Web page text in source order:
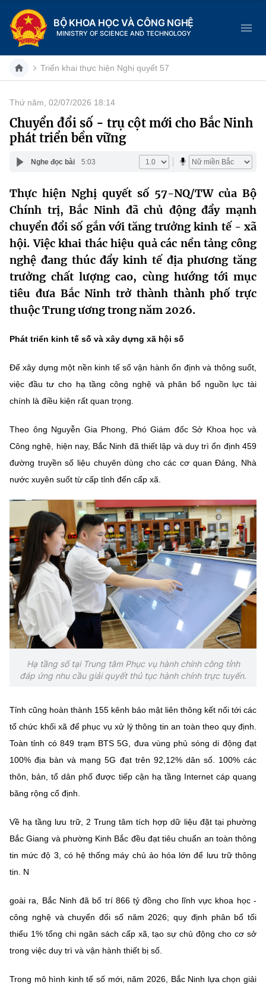
BỘ KHOA HỌC VÀ CÔNG NGHỆ
MINISTRY OF SCIENCE AND TECHNOLOGY
Danh mục
Trang chủ
Giới thiệu
Chức năng nhiệm vụ
Cơ cấu tổ chức
Lịch sử phát triển
Sở Khoa học và Công nghệ
Tin tức sự kiện
Khoa học và Công nghệ
Đổi mới sáng tạo
Chuyển đổi số
Bưu chính, Viễn thông
Sở hữu trí tuệ
Tiêu chuẩn, đo lường, chất lượng
Năng lượng nguyên tử
Tin tổng hợp
Tin địa phương
Dịch vụ công
Hệ thống văn bản
Văn bản QPPL
Văn bản chỉ đạo điều hành
Lấy ý kiến người dân về dự thảo VBQPPL
MST IOFFICE
THỐNG KÊ
Khoa học và Công nghệ
Đổi mới sáng tạo
Bưu chính, Viễn thông
Sở hữu trí tuệ
Tiêu chuẩn, đo lường, chất lượng
Năng lượng nguyên tử
Multimedia
Khác
Infographic
Ảnh
Nhiệm vụ trọng tâm
Chọn ngôn ngữ
Vietnamese English
BỘ KHOA HỌC VÀ CÔNG NGHỆ
MINISTRY OF SCIENCE AND TECHNOLOGY
Điều khoản sử dụng Theo dõi MST: Góp ý
Chịu trách nhiệm nội dung: Nguyễn Thị Hải Hằng
Giám đốc Trung tâm Truyền thông Khoa học và Công nghệ.
Địa chỉ: Ban Biên tập Cổng TTĐT - 18 Nguyễn Du, TP. Hà Nội
Điện thoại: 024 3936 9506
Email:stc@mst.gov.vn
©2026 Bản quyền thuộc Bộ Khoa Học và Công Nghệ
Triển khai thực hiện Nghị quyết 57
Thứ năm, 02/07/2026 18:14
Chuyển đổi số - trụ cột mới cho Bắc Ninh
phát triển bền vững
Nghe đọc bài 5:03
Thực hiện Nghị quyết số 57-NQ/TW của Bộ
Chính trị, Bắc Ninh đã chủ động đẩy mạnh
chuyển đổi số gắn với tăng trưởng kinh tế - xã
hội. Việc khai thác hiệu quả các nền tảng công
nghệ đang thúc đẩy kinh tế địa phương tăng
trưởng chất lượng cao, cùng hướng tới mục
tiêu đưa Bắc Ninh trở thành thành phố trực
thuộc Trung ương trong năm 2026.
Phát triển kinh tế số và xây dựng xã hội số
Để xây dựng một nền kinh tế số vận hành ổn định và thông suốt,
việc đầu tư cho hạ tầng công nghệ và phân bổ nguồn lực tài
chính là điều kiện rất quan trọng.
Theo ông Nguyễn Gia Phong, Phó Giám đốc Sở Khoa học và
Công nghệ, hiện nay, Bắc Ninh đã thiết lập và duy trì ổn định 459
đường truyền số liệu chuyên dùng cho các cơ quan Đảng, Nhà
nước xuyên suốt từ cấp tỉnh đến cấp xã.
Hạ tầng số tại Trung tâm Phục vụ hành chính công tỉnh
đáp ứng nhu cầu giải quyết thủ tục hành chính trực tuyến.
Tỉnh cũng hoàn thành 155 kênh bảo mật liên thông kết nối tới các
tổ chức khối xã để phục vụ xử lý thông tin an toàn theo quy định.
Toàn tỉnh có 849 trạm BTS 5G, đưa vùng phủ sóng di động đạt
100% địa bàn và mạng 5G đạt trên 92,12% dân số. 100% các
thôn, bản, tổ dân phố được tiếp cận hạ tầng Internet cáp quang
băng rộng cố định.
Về hạ tầng lưu trữ, 2 Trung tâm tích hợp dữ liệu đặt tại phường
Bắc Giang và phường Kinh Bắc đều đạt tiêu chuẩn an toàn thông
tin mức độ 3, có hệ thống máy chủ ảo hóa lớn để lưu trữ thông
tin. N
goài ra, Bắc Ninh đã bố trí 866 tỷ đồng cho lĩnh vực khoa học -
công nghệ và chuyển đổi số năm 2026; quy định phân bổ tối
thiểu 1% tổng chi ngân sách cấp xã, tạo sự chủ động cho cơ sở
trong việc duy trì và vận hành thiết bị số.
Trong mô hình kinh tế số mới, năm 2026, Bắc Ninh lựa chọn giải